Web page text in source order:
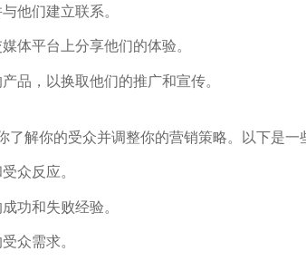
他们建立联系。
体平台上分享他们的体验。
品，以换取他们的推广和宣传。
解你的受众并调整你的营销策略。以下是一
众反应。
功和失败经验。
众需求。